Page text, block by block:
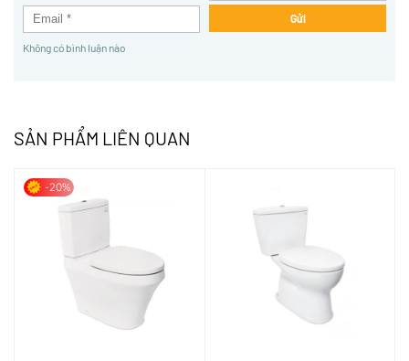
Gửi
Không có bình luận nào
SẢN PHẨM LIÊN QUAN
-20%